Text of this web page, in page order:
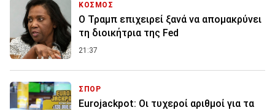
ΚΟΣΜΟΣ
Ο Τραμπ επιχειρεί ξανά να απομακρύνει
τη διοικήτρια της Fed
21:37
ΣΠΟΡ
Eurojackpot: Οι τυχεροί αριθμοί για τα